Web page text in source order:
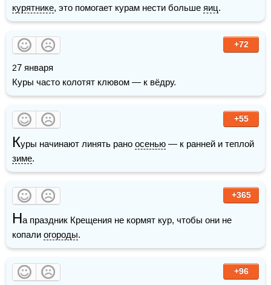
курятнике, это помогает курам нести больше яиц.
+72
27 января
Куры часто колотят клювом — к вёдру.
+55
Куры начинают линять рано осенью
зиме.
+365
На праздник Крещения не кормят кур, чтобы они не
копали огороды.
+96